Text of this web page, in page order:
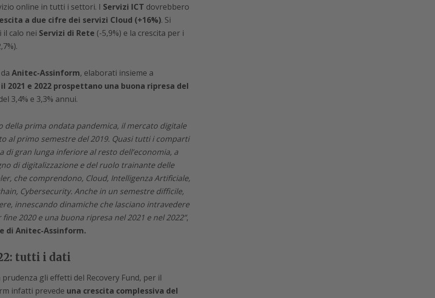
online in tutti i settori. I Servizi ICT dovrebbero
a due cifre dei servizi Cloud (+16%). Si
calo nei Servizi di Rete (-5,9%) e la crescita per i
Anitec-Assinform, elaborati insieme a
2021 e 2022 prospettano una buona ripresa del
3,4% e 3,3% annui.
della prima ondata pandemica, il mercato digitale
al primo semestre del 2019. Quasi tutti i comparti
di gran lunga inferiore al resto dell’economia, a
di digitalizzazione e del ruolo trainante delle
che comprendono, Cloud, Intelligenza Artificiale,
Cybersecurity. Anche in un semestre difficile,
innescando dinamiche che lasciano intravedere
2020 e una buona ripresa nel 2021 e nel 2022”,
di Anitec-Assinform.
tutti i dati
gli effetti del Recovery Fund, per il
infatti prevede una crescita complessiva del